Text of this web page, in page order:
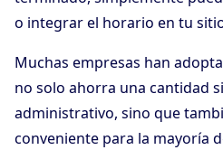
o integrar el horario en tu
Muchas empresas han
no solo ahorra una cantidad
administrativo, sino que
conveniente para la mayoría